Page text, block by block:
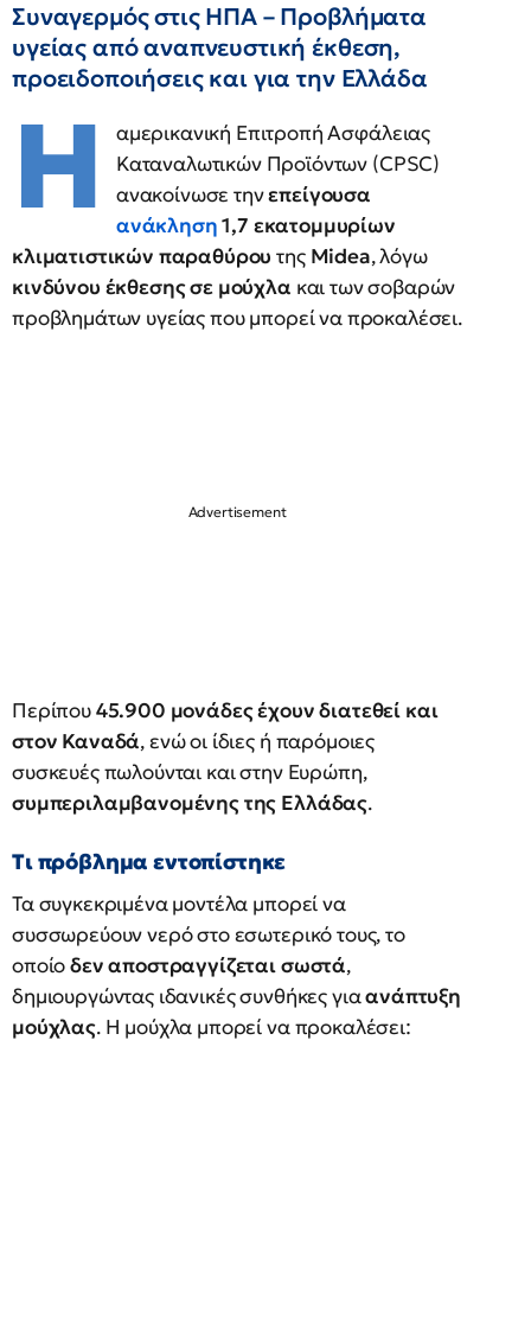
Συναγερμός στις ΗΠΑ – Προβλήματα
υγείας από αναπνευστική έκθεση,
προειδοποιήσεις και για την Ελλάδα
Η
αμερικανική Επιτροπή Ασφάλειας
Καταναλωτικών Προϊόντων (CPSC)
ανακοίνωσε τηνεπείγουσα
ανάκληση1,7 εκατομμυρίων
κλιματιστικών παραθύρου της Midea, λόγω
κινδύνου έκθεσης σε μούχλα και των σοβαρών
προβλημάτων υγείας που μπορεί να προκαλέσει.
Περίπου45.900 μονάδες έχουν διατεθεί και
στον Καναδά, ενώ οι ίδιες ή παρόμοιες
συσκευές πωλούνται και στην Ευρώπη,
συμπεριλαμβανομένης της Ελλάδας.
Τι πρόβλημα εντοπίστηκε
Τα συγκεκριμένα μοντέλα μπορεί να
συσσωρεύουν νερό στο εσωτερικό τους, το
οποίοδεν αποστραγγίζεται σωστά,
δημιουργώντας ιδανικές συνθήκες γιαανάπτυξη
μούχλας. Η μούχλα μπορεί να προκαλέσει: